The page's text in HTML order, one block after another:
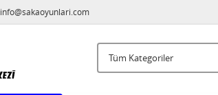
info@sakaoyunlari.com